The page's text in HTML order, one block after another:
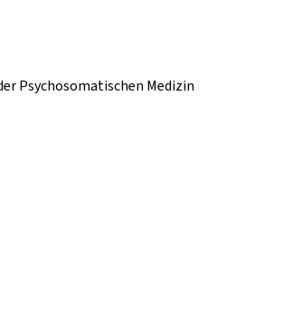
Psychosomatischen Medizin